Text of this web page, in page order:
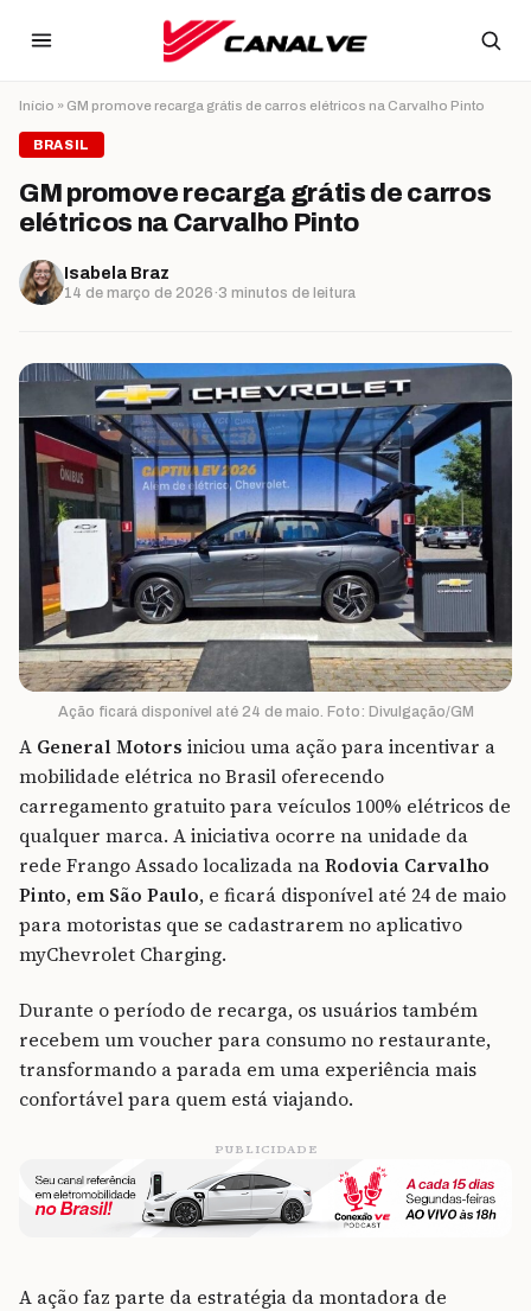
Início » GM promove recarga grátis de carros elétricos na Carvalho Pinto
BRASIL
GM promove recarga grátis de carros
elétricos na Carvalho Pinto
Isabela Braz
14 de março de 2026·3 minutos de leitura
Ação ficará disponível até 24 de maio. Foto: Divulgação/GM
A General Motors iniciou uma ação para incentivar a
mobilidade elétrica no Brasil oferecendo
carregamento gratuito para veículos 100% elétricos de
qualquer marca. A iniciativa ocorre na unidade da
rede Frango Assado localizada naRodovia Carvalho
Pinto, em São Paulo, e ficará disponível até 24 de maio
para motoristas que se cadastrarem no aplicativo
myChevrolet Charging.
Durante o período de recarga, os usuários também
recebem um voucher para consumo no restaurante,
transformando a parada em uma experiência mais
confortável para quem está viajando.
PUBLICIDADE
A ação faz parte da estratégia da montadora de